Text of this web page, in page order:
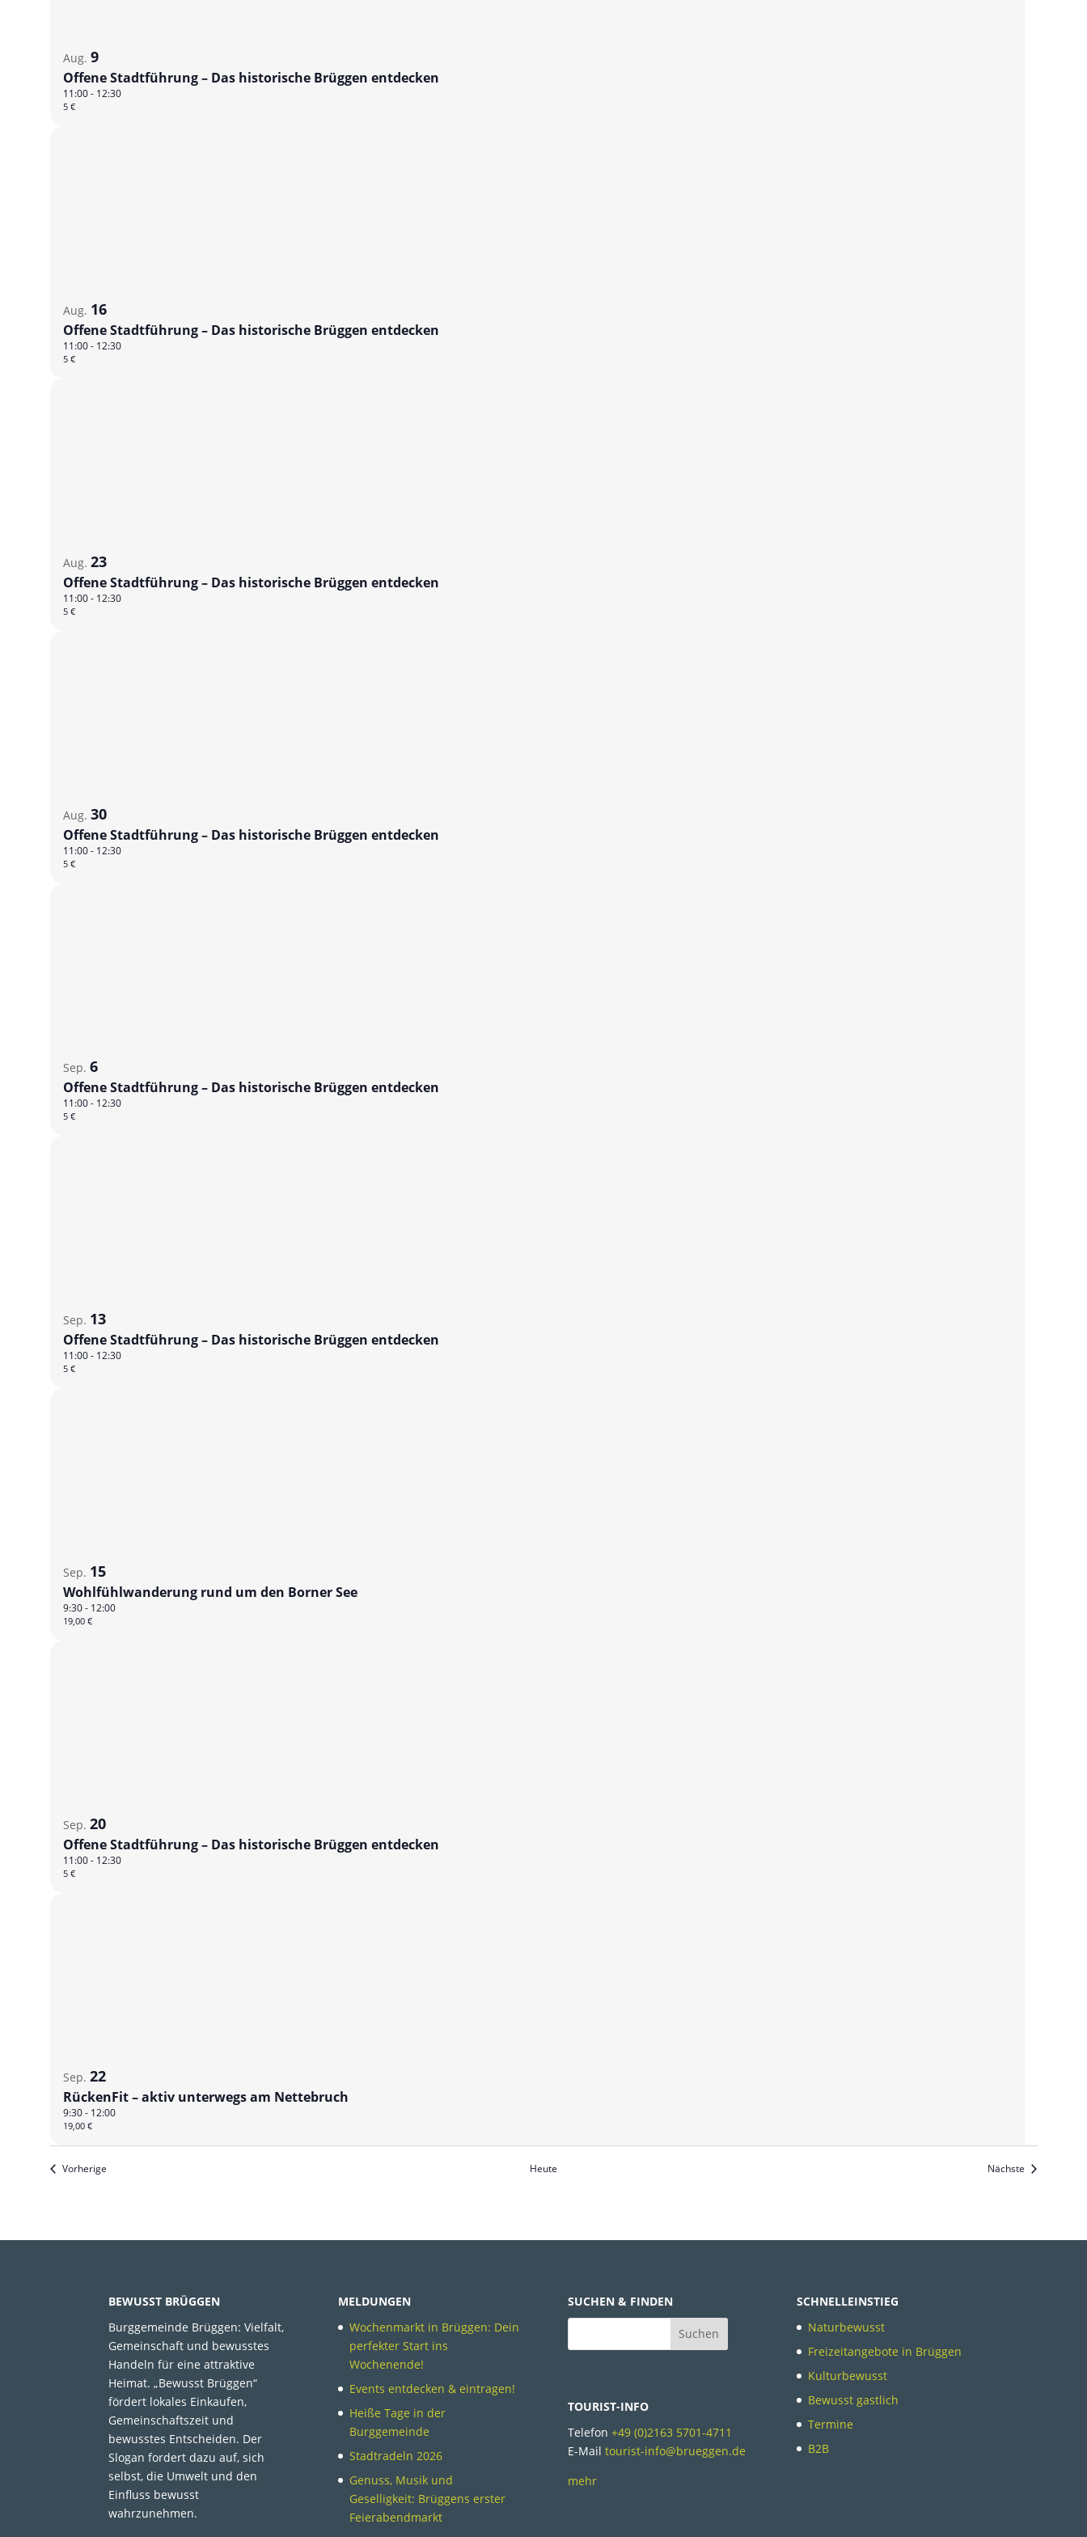
View
Aug. 9
Offene Stadtführung – Das historische Brüggen entdecken
11:00- 12:30
5 €
Aug. 16
Offene Stadtführung – Das historische Brüggen entdecken
11:00- 12:30
5 €
Aug. 23
Offene Stadtführung – Das historische Brüggen entdecken
11:00- 12:30
5 €
Aug. 30
Offene Stadtführung – Das historische Brüggen entdecken
11:00- 12:30
5 €
Sep. 6
Offene Stadtführung – Das historische Brüggen entdecken
11:00- 12:30
5 €
Sep. 13
Offene Stadtführung – Das historische Brüggen entdecken
11:00- 12:30
5 €
Sep. 15
Wohlfühlwanderung rund um den Borner See
9:30- 12:00
19,00 €
Sep. 20
Offene Stadtführung – Das historische Brüggen entdecken
11:00- 12:30
5 €
Sep. 22
RückenFit – aktiv unterwegs am Nettebruch
9:30- 12:00
19,00 €
VorherigeVeranstaltungen Heute Nächste
BEWUSST BRÜGGEN
Burggemeinde Brüggen: Vielfalt,
Gemeinschaft und bewusstes
Handeln für eine attraktive
Heimat. „Bewusst Brüggen“
fördert lokales Einkaufen,
Gemeinschaftszeit und
bewusstes Entscheiden. Der
Slogan fordert dazu auf, sich
selbst, die Umwelt und den
Einfluss bewusst
wahrzunehmen.
MELDUNGEN
Wochenmarkt in Brüggen: Dein
perfekter Start ins
Wochenende!
Events entdecken & eintragen!
Heiße Tage in der
Burggemeinde
Stadtradeln 2026
Genuss, Musik und
Geselligkeit: Brüggens erster
Feierabendmarkt
SUCHEN & FINDEN
TOURIST-INFO
Telefon +49 (0)2163 5701-4711
E-Mail tourist-info@brueggen.de
mehr
SCHNELLEINSTIEG
Naturbewusst
Freizeitangebote in Brüggen
Kulturbewusst
Bewusst gastlich
Termine
B2B